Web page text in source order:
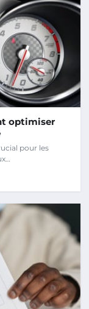
optimiser
pour les